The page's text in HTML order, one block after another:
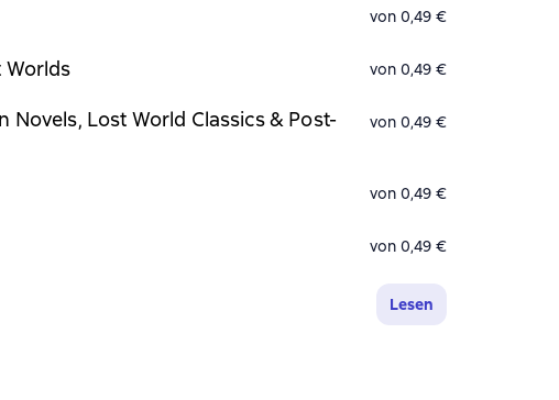
von 0,49 €
Worlds von 0,49 €
Novels, Lost World Classics & Post-
von 0,49 €
von 0,49 €
von 0,49 €
Lesen